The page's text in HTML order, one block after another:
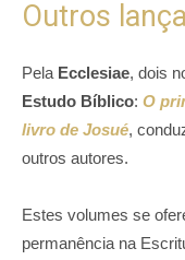
Outros
Pela Ecclesiae, dois
Estudo Bíblico: O
livro de Josué,
outros autores.
Estes volumes se
permanência na